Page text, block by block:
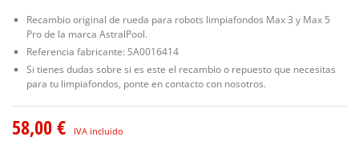
Recambio original de rueda para robots limpiafondos Max 3 y Max 5
Pro de la marca AstralPool.
Referencia fabricante: SA0016414
Si tienes dudas sobre si es este el recambio o repuesto que necesitas
para tu limpiafondos, ponte en contacto con nosotros.
58,00 € IVA incluido